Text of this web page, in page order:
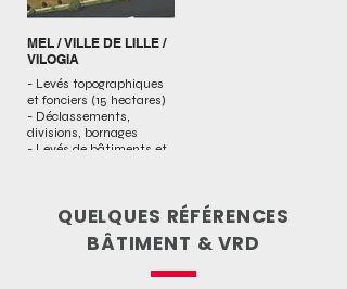
MEL / VILLE DE LILLE /
VILOGIA
- Levés topographiques
et fonciers (15 hectares)
- Déclassements,
divisions, bornages
- Levés de bâtiments et
QUELQUES RÉFÉRENCES
BÂTIMENT & VRD